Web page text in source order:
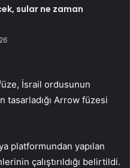
sular ne zaman
İsrail ordusunun
Arrow füzesi
platformundan yapılan
çalıştırıldığı belirtildi.